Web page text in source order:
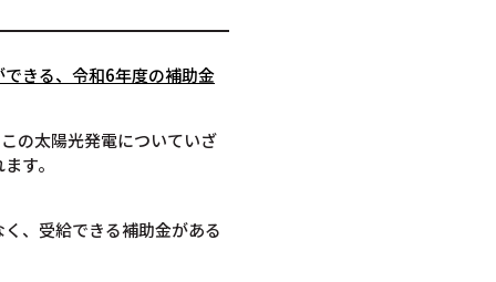
きる、令和6年度の補助金
の太陽光発電についていざ
す。
、受給できる補助金がある